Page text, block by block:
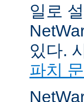
일로
있다.
파치